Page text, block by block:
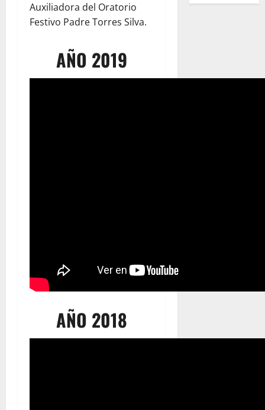
Auxiliadora del Oratorio
Festivo Padre Torres Silva.
AÑO 2019
AÑO 2018